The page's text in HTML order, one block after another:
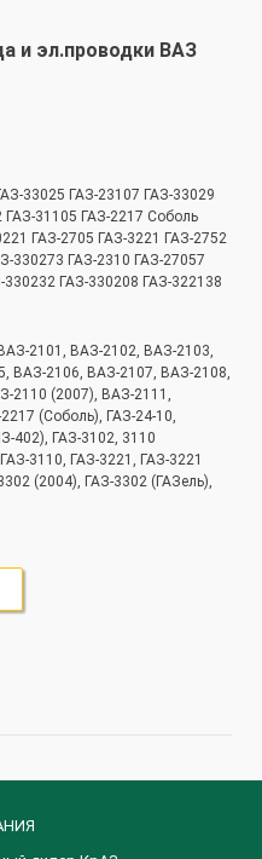
и эл.проводки ВАЗ
33025 ГАЗ-23107 ГАЗ-33029
31105 ГАЗ-2217 Соболь
ГАЗ-2705 ГАЗ-3221 ГАЗ-2752
330273 ГАЗ-2310 ГАЗ-27057
ГАЗ-330208 ГАЗ-322138
2101, ВАЗ-2102, ВАЗ-2103,
ВАЗ-2106, ВАЗ-2107, ВАЗ-2108,
2110 (2007), ВАЗ-2111,
(Соболь), ГАЗ-24-10,
402), ГАЗ-3102, 3110
3110, ГАЗ-3221, ГАЗ-3221
(2004), ГАЗ-3302 (ГАЗель),